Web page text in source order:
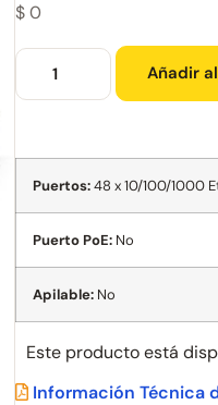
$0
Añadir
Puertos:48 x 10/100/1000
Puerto PoE:No
Apilable:No
Este producto está
Información Técnica